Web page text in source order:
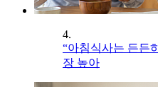
4.
“아침식사는 든든
장 높아